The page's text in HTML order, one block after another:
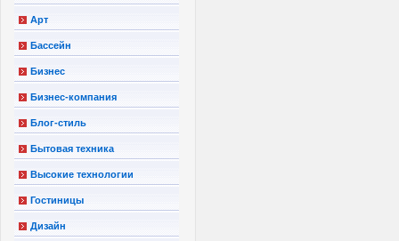
Арт
Бассейн
Бизнес
Бизнес-компания
Блог-стиль
Бытовая техника
Высокие технологии
Гостиницы
Дизайн